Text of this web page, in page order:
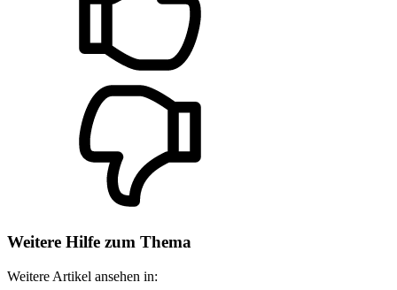
Weitere Hilfe zum Thema
Weitere Artikel ansehen in: